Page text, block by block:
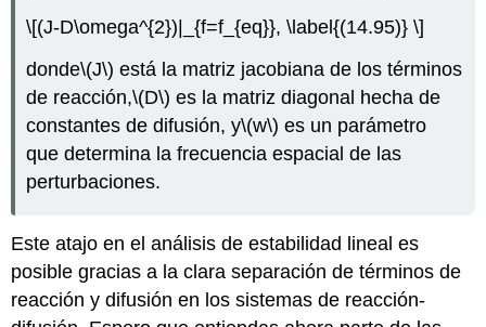
\[(J-D\omega^{2})|_{f=f_{eq}}, \label{(14.95)} \]
donde\(J\) está la matriz jacobiana de los términos
de reacción,\(D\) es la matriz diagonal hecha de
constantes de difusión, y\(w\) es un parámetro
que determina la frecuencia espacial de las
perturbaciones.
Este atajo en el análisis de estabilidad lineal es
posible gracias a la clara separación de términos de
reacción y difusión en los sistemas de reacción-